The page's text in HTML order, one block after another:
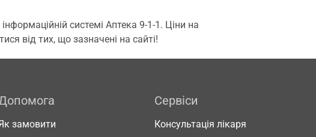
системі Аптека 9-1-1. Ціни на
від тих, що зазначені на сайті!
замовити
Сервіси
Консультація лікаря